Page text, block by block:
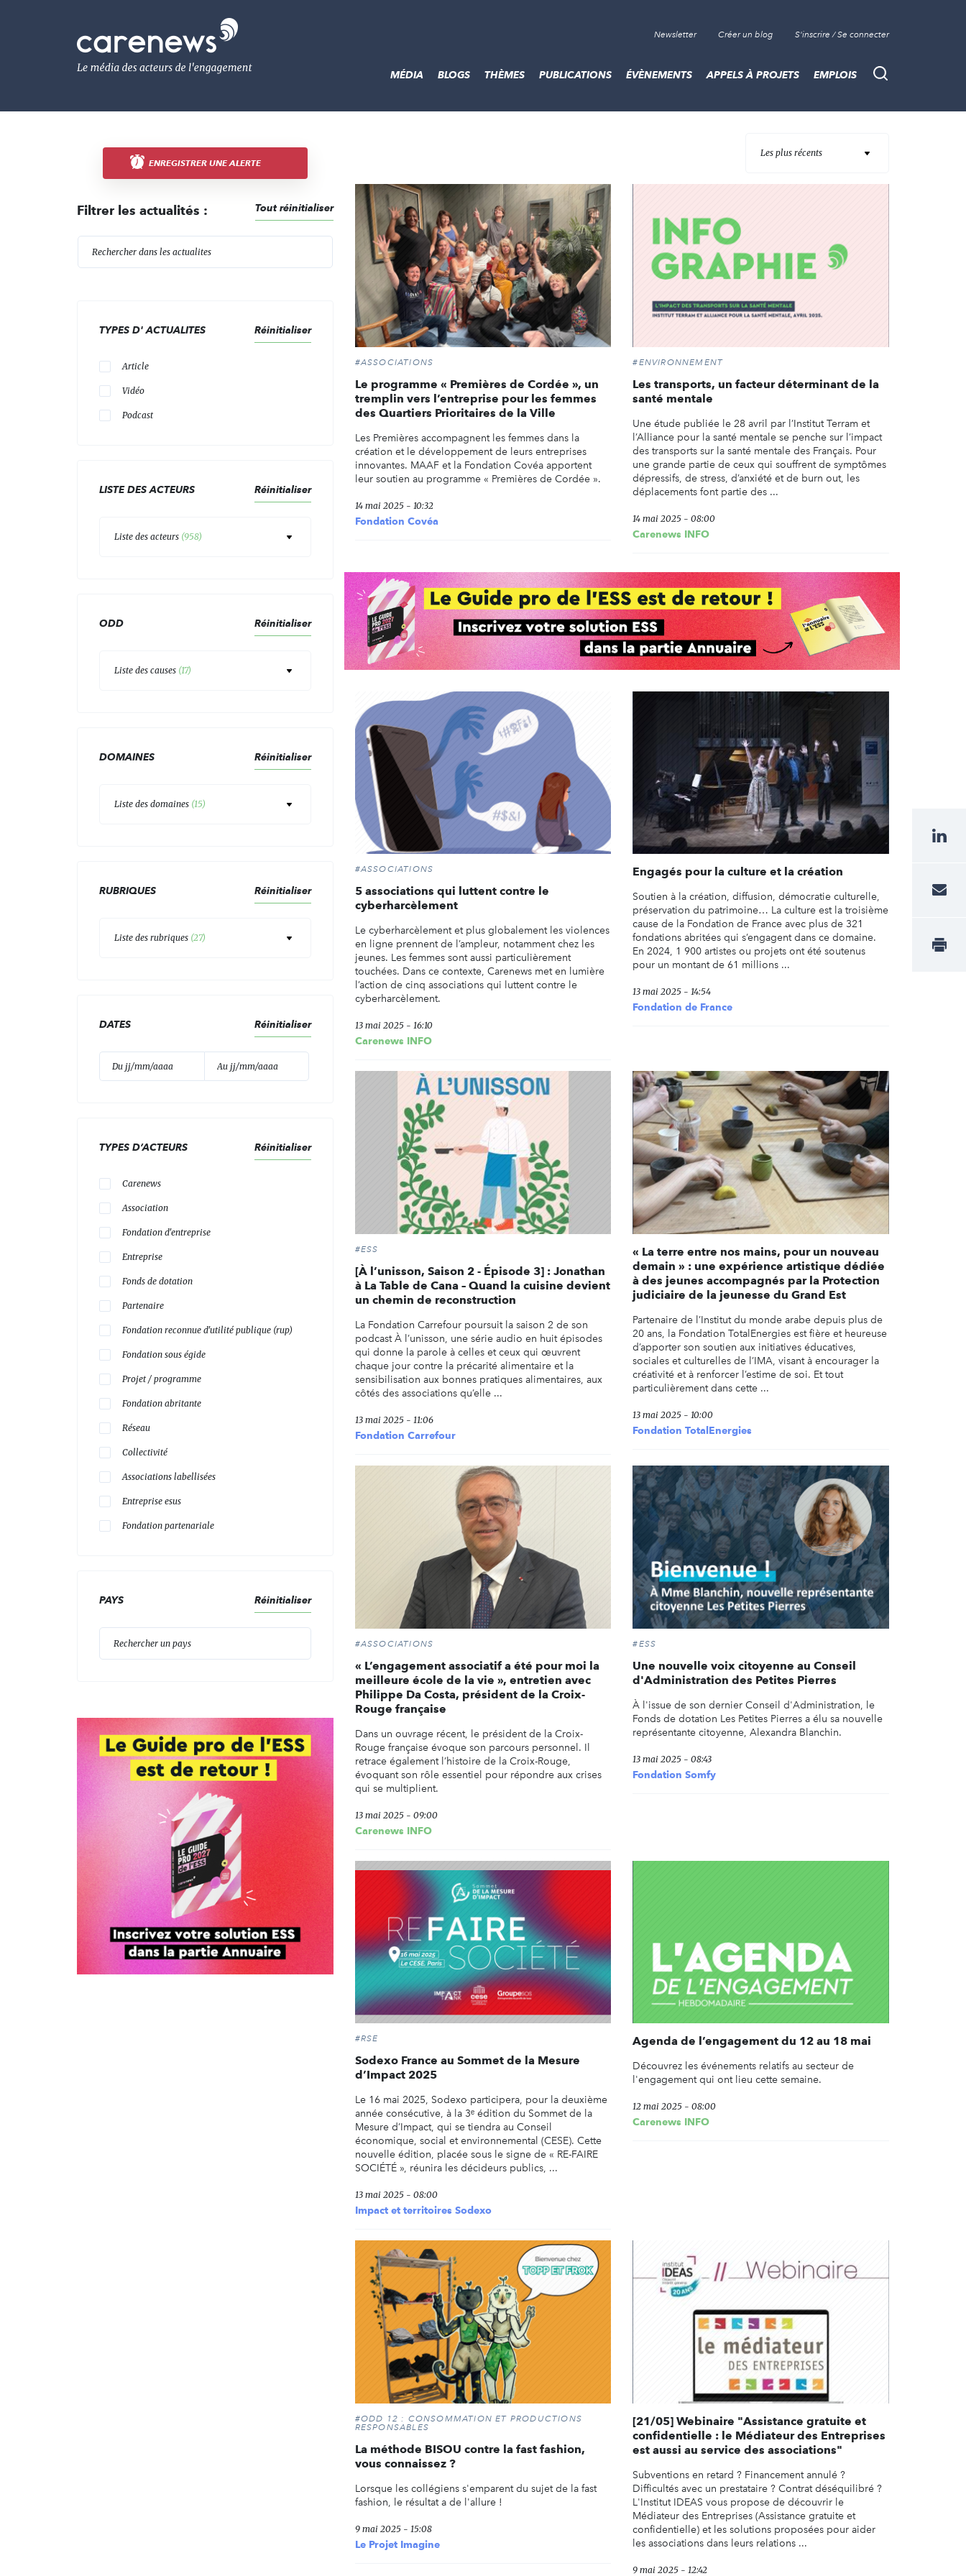
Le
média
de
Newsletter Créer un blog S'inscrire / Se connecter
Recherche
MÉDIA BLOGS THÈMES PUBLICATIONS ÉVÈNEMENTS APPELS À PROJETS EMPLOIS
ENREGISTRER UNE ALERTE
Filtrer les actualités : Tout réinitialiser
Rechercher
TYPES D' ACTUALITES Réinitialiser
Article
Vidéo
Podcast
LISTE DES ACTEURS Réinitialiser
Liste des acteurs (958)
ODD Réinitialiser
Liste des causes (17)
DOMAINES Réinitialiser
Liste des domaines (15)
RUBRIQUES Réinitialiser
Liste des rubriques (27)
DATES Réinitialiser
TYPES D’ACTEURS Réinitialiser
Carenews
Association
Fondation d'entreprise
Entreprise
Fonds de dotation
Partenaire
Fondation reconnue d'utilité publique (rup)
Fondation sous égide
Projet / programme
Fondation abritante
Réseau
Collectivité
Associations labellisées
Entreprise esus
Fondation partenariale
PAYS Réinitialiser
Les plus récents
#ASSOCIATIONS
Le programme « Premières de Cordée », un
tremplin vers l’entreprise pour les femmes
des Quartiers Prioritaires de la Ville
Les Premières accompagnent les femmes dans la
création et le développement de leurs entreprises
innovantes. MAAF et la Fondation Covéa apportent
leur soutien au programme « Premières de Cordée ».
14 mai 2025 - 10:32
Fondation Covéa
#ENVIRONNEMENT
Les transports, un facteur déterminant de la
santé mentale
Une étude publiée le 28 avril par l’Institut Terram et
l’Alliance pour la santé mentale se penche sur l’impact
des transports sur la santé mentale des Français. Pour
une grande partie de ceux qui souffrent de symptômes
dépressifs, de stress, d’anxiété et de burn out, les
déplacements font partie des ...
14 mai 2025 - 08:00
Carenews INFO
#ASSOCIATIONS
5 associations qui luttent contre le
cyberharcèlement
Le cyberharcèlement et plus globalement les violences
en ligne prennent de l’ampleur, notamment chez les
jeunes. Les femmes sont aussi particulièrement
touchées. Dans ce contexte, Carenews met en lumière
l’action de cinq associations qui luttent contre le
cyberharcèlement.
13 mai 2025 - 16:10
Carenews INFO
Engagés pour la culture et la création
Soutien à la création, diffusion, démocratie culturelle,
préservation du patrimoine… La culture est la troisième
cause de la Fondation de France avec plus de 321
fondations abritées qui s’engagent dans ce domaine.
En 2024, 1 900 artistes ou projets ont été soutenus
pour un montant de 61 millions ...
13 mai 2025 - 14:54
Fondation de France
#ESS
[À l’unisson, Saison 2 - Épisode 3] : Jonathan
à La Table de Cana – Quand la cuisine devient
un chemin de reconstruction
La Fondation Carrefour poursuit la saison 2 de son
podcast À l’unisson, une série audio en huit épisodes
qui donne la parole à celles et ceux qui œuvrent
chaque jour contre la précarité alimentaire et la
sensibilisation aux bonnes pratiques alimentaires, aux
côtés des associations qu’elle ...
13 mai 2025 - 11:06
Fondation Carrefour
« La terre entre nos mains, pour un nouveau
demain » : une expérience artistique dédiée
à des jeunes accompagnés par la Protection
judiciaire de la jeunesse du Grand Est
Partenaire de l’Institut du monde arabe depuis plus de
20 ans, la Fondation TotalEnergies est fière et heureuse
d’apporter son soutien aux initiatives éducatives,
sociales et culturelles de l’IMA, visant à encourager la
créativité et à renforcer l’estime de soi. Et tout
particulièrement dans cette ...
13 mai 2025 - 10:00
Fondation TotalEnergies
#ASSOCIATIONS
« L’engagement associatif a été pour moi la
meilleure école de la vie », entretien avec
Philippe Da Costa, président de la Croix-
Rouge française
Dans un ouvrage récent, le président de la Croix-
Rouge française évoque son parcours personnel. Il
retrace également l’histoire de la Croix-Rouge,
évoquant son rôle essentiel pour répondre aux crises
qui se multiplient.
13 mai 2025 - 09:00
Carenews INFO
#ESS
Une nouvelle voix citoyenne au Conseil
d'Administration des Petites Pierres
À l'issue de son dernier Conseil d'Administration, le
Fonds de dotation Les Petites Pierres a élu sa nouvelle
représentante citoyenne, Alexandra Blanchin.
13 mai 2025 - 08:43
Fondation Somfy
#RSE
Sodexo France au Sommet de la Mesure
d’Impact 2025
Le 16 mai 2025, Sodexo participera, pour la deuxième
année consécutive, à la 3ᵉ édition du Sommet de la
Mesure d’Impact, qui se tiendra au Conseil
économique, social et environnemental (CESE). Cette
nouvelle édition, placée sous le signe de « RE-FAIRE
SOCIÉTÉ », réunira les décideurs publics, ...
13 mai 2025 - 08:00
Impact et territoires Sodexo
Agenda de l’engagement du 12 au 18 mai
Découvrez les événements relatifs au secteur de
l'engagement qui ont lieu cette semaine.
12 mai 2025 - 08:00
Carenews INFO
#ODD 12 : CONSOMMATION ET PRODUCTIONS
RESPONSABLES
La méthode BISOU contre la fast fashion,
vous connaissez ?
Lorsque les collégiens s'emparent du sujet de la fast
fashion, le résultat a de l'allure !
9 mai 2025 - 15:08
Le Projet Imagine
[21/05] Webinaire "Assistance gratuite et
confidentielle : le Médiateur des Entreprises
est aussi au service des associations"
Subventions en retard ? Financement annulé ?
Difficultés avec un prestataire ? Contrat déséquilibré ?
L'Institut IDEAS vous propose de découvrir le
Médiateur des Entreprises (Assistance gratuite et
confidentielle) et les solutions proposées pour aider
les associations dans leurs relations ...
9 mai 2025 - 12:42